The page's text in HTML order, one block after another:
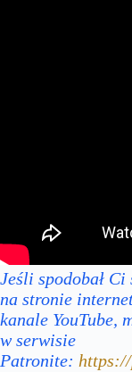
Jeśli spodobał
na stronie
kanale YouTube,
w serwisie
Patronite: